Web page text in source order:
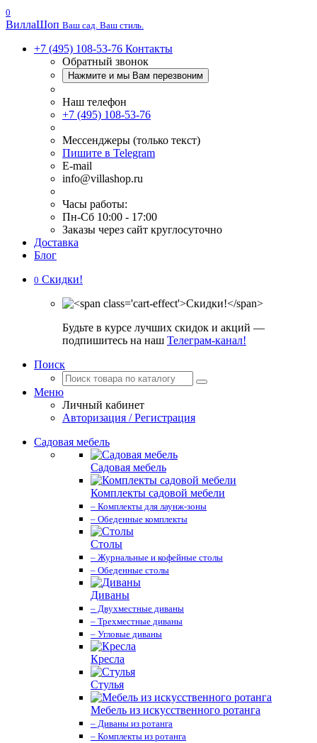
0
ВиллаШоп Ваш сад. Ваш стиль.
+7 (495) 108-53-76 Контакты
Обратный звонок
Нажмите и мы Вам перезвоним
Наш телефон
+7 (495) 108-53-76
Мессенджеры (только текст)
Пишите в Telegram
E-mail
info@villashop.ru
Часы работы:
Пн-Сб 10:00 - 17:00
Заказы через сайт круглосуточно
Доставка
Блог
0 Скидки!
Будьте в курсе лучших скидок и акций —
подпишитесь на наш Телеграм-канал!
Поиск
Меню
Личный кабинет
Авторизация / Регистрация
Садовая мебель
Садовая мебель
Комплекты садовой мебели
– Комплекты для лаунж-зоны
– Обеденные комплекты
Столы
– Журнальные и кофейные столы
– Обеденные столы
Диваны
– Двухместные диваны
– Трехместные диваны
– Угловые диваны
Кресла
Стулья
Мебель из искусственного ротанга
– Диваны из ротанга
– Комплекты из ротанга